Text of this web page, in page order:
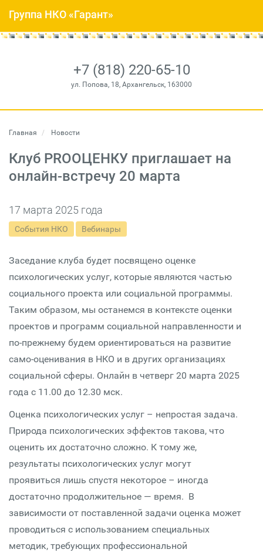
+7 (818) 220-65-10
ул. Попова, 18, Архангельск, 163000
Группа НКО «Гарант»
Главная Новости
Клуб PROОЦЕНКУ приглашает на
онлайн-встречу 20 марта
17 марта 2025 года
События НКО Вебинары
Заседание клуба будет посвящено оценке
психологических услуг, которые являются частью
социального проекта или социальной программы.
Таким образом, мы останемся в контексте оценки
проектов и программ социальной направленности и
по-прежнему будем ориентироваться на развитие
само-оценивания в НКО и в других организациях
социальной сферы. Онлайн в четверг 20 марта 2025
года с 11.00 до 12.30 мск.
Оценка психологических услуг – непростая задача.
Природа психологических эффектов такова, что
оценить их достаточно сложно. К тому же,
результаты психологических услуг могут
проявиться лишь спустя некоторое – иногда
достаточно продолжительное — время. В
зависимости от поставленной задачи оценка может
проводиться с использованием специальных
методик, требующих профессиональной